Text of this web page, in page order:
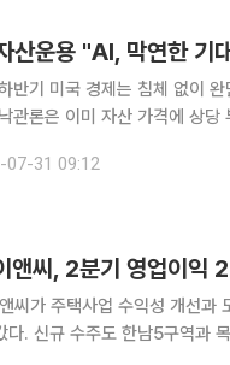
반기 미국 경제는 침체 없이
관론은 이미 자산 가격에 상
수 있지만, 실적이 기대치에
07-31 09:12
앤씨, 2분기 영업이
씨가 주택사업 수익성 개선과
다. 신규 수주도 한남5구역과 목동